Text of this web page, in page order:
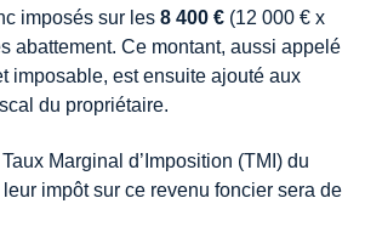
imposés sur les 8 400 € (12 000 € x
abattement. Ce montant, aussi appelé
imposable, est ensuite ajouté aux
du propriétaire.
Marginal d’Imposition (TMI) du
impôt sur ce revenu foncier sera de